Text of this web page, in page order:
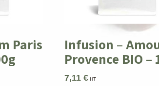
Paris
Infusion –
Provence BIO –
7,11€ HT